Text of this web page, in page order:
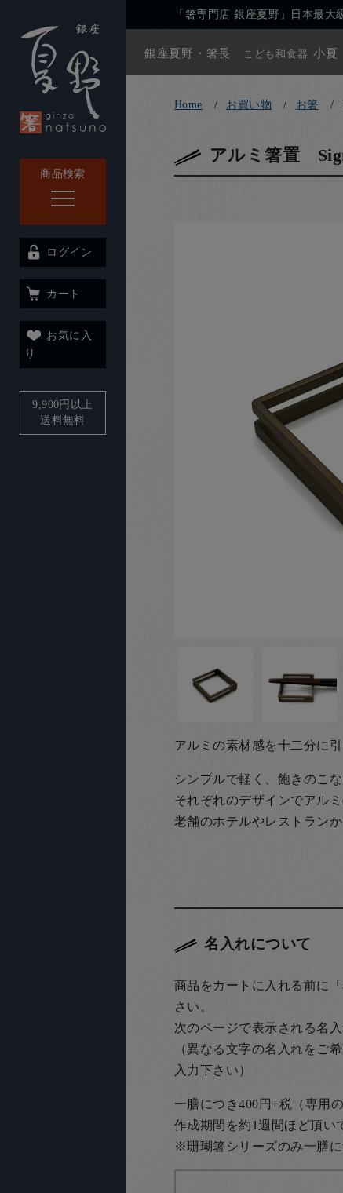
商品検索
「箸専門店 銀座夏野」日本最大
銀座夏野・箸長 こども和食器 小夏
ログイン
カート
お気に入
り
9,900円以上
送料無料
Home お買い物 お箸
アルミ箸置
アルミの素材感を十二分に
シンプルで軽く、飽きのこな
それぞれのデザインでアル
老舗のホテルやレストラン
名入れについて
商品をカートに入れる前に
さい。
次のページで表示される名
（異なる文字の名入れをご
入力下さい）
一膳につき400円+税（専用
作成期間を約1週間ほど頂い
※珊瑚箸シリーズのみ一膳